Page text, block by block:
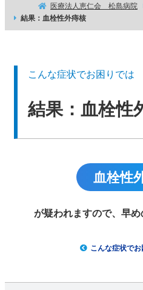
入院・お見舞い
交通アクセス
医療法人恵仁会 松島病院
結果：血栓性外痔核
こんな症状でお困りでは
結果：血栓性
血栓性
が疑われますので、早
こんな症状で